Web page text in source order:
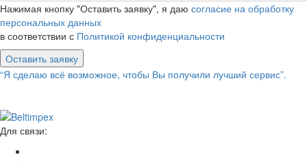
Нажимая кнопку "Оставить заявку", я даю согласие на обработку
персональных данных
в соответствии с Политикой конфиденциальности
Оставить заявку
“Я сделаю всё возможное, чтобы Вы получили лучший сервис”.
Для связи: